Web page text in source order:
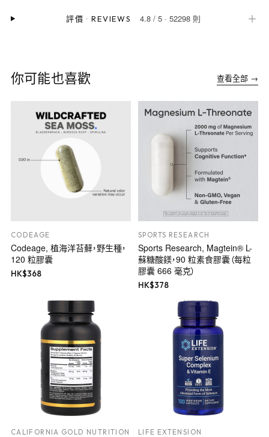
評價 ·REVIEWS 4.8/ 5· 52298 則 ＋
你可能也喜歡 查看全部 →
CODEAGE
Codeage, 植海洋苔蘚，野生種，
120 粒膠囊
HK$368
SPORTS RESEARCH
Sports Research, Magtein® L-
蘇糖酸鎂，90 粒素食膠囊（每粒
膠囊 666 毫克）
HK$378
CALIFORNIA GOLD NUTRITION LIFE EXTENSION